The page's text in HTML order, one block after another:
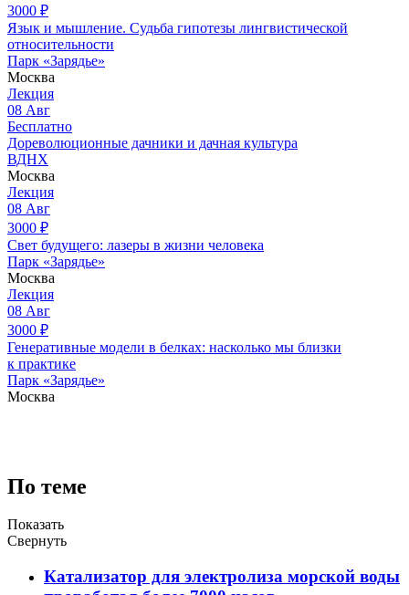
3000 ₽
Язык и мышление. Судьба гипотезы лингвистической
относительности
Парк «Зарядье»
Москва
Лекция
08 Авг
Бесплатно
Дореволюционные дачники и дачная культура
ВДНХ
Москва
Лекция
08 Авг
3000 ₽
Свет будущего: лазеры в жизни человека
Парк «Зарядье»
Москва
Лекция
08 Авг
3000 ₽
Генеративные модели в белках: насколько мы близки
к практике
Парк «Зарядье»
Москва
По теме
Показать
Свернуть
Катализатор для электролиза морской воды